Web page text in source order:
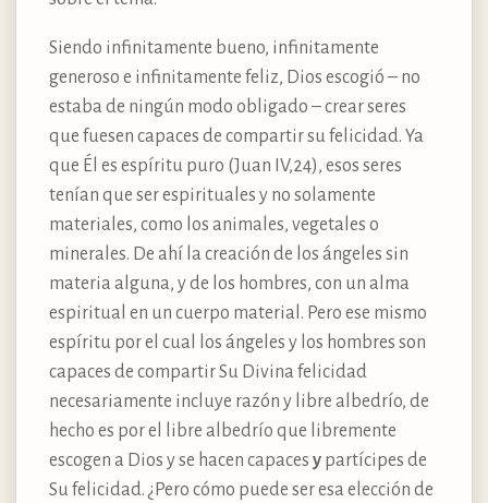
Siendo infinitamente bueno, infinitamente
generoso e infinitamente feliz, Dios escogió – no
estaba de ningún modo obligado – crear seres
que fuesen capaces de compartir su felicidad. Ya
que Él es espíritu puro (Juan IV,24), esos seres
tenían que ser espirituales y no solamente
materiales, como los animales, vegetales o
minerales. De ahí la creación de los ángeles sin
materia alguna, y de los hombres, con un alma
espiritual en un cuerpo material. Pero ese mismo
espíritu por el cual los ángeles y los hombres son
capaces de compartir Su Divina felicidad
necesariamente incluye razón y libre albedrío, de
hecho es por el libre albedrío que libremente
escogen a Dios y se hacen capaces y partícipes de
Su felicidad. ¿Pero cómo puede ser esa elección de